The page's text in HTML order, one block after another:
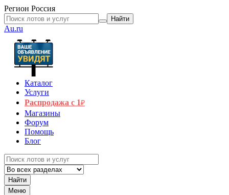
Регион Россия
Найти
Au.ru
Каталог
Услуги
Распродажа с 1₽
Магазины
Форум
Помощь
Блог
Найти
Меню